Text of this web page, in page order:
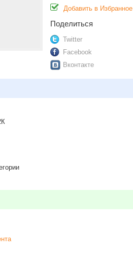
Добавить в Избранное
Поделиться
Twitter
Facebook
Вконтакте